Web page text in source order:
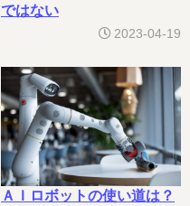
ではない
2023-04-19
ＡＩロボットの使い道は？